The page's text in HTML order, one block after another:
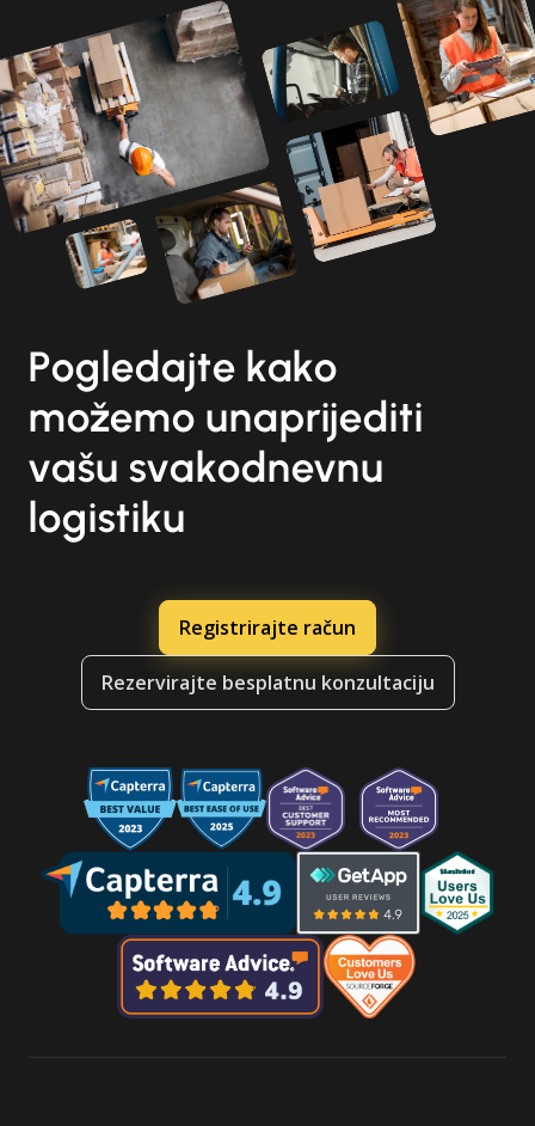
Pogledajte kako
možemo unaprijediti
vašu svakodnevnu
logistiku
Registrirajte račun
Rezervirajte besplatnu konzultaciju